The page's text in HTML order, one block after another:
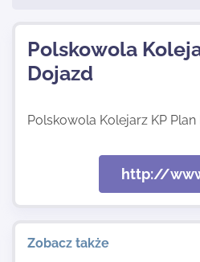
Dodaj stronę
Najnowsze
Polskowola
Dojazd
Polskowola Kolejarz KP Plan
http://
Zobacz także